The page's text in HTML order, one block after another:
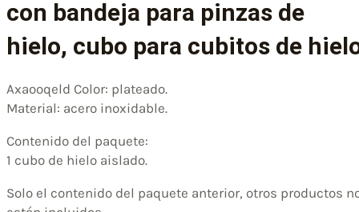
con bandeja para pinzas de
hielo, cubo para cubitos de
Axaooqeld Color: plateado.
Material: acero inoxidable.
Contenido del paquete:
1 cubo de hielo aislado.
Solo el contenido del paquete anterior, otros productos